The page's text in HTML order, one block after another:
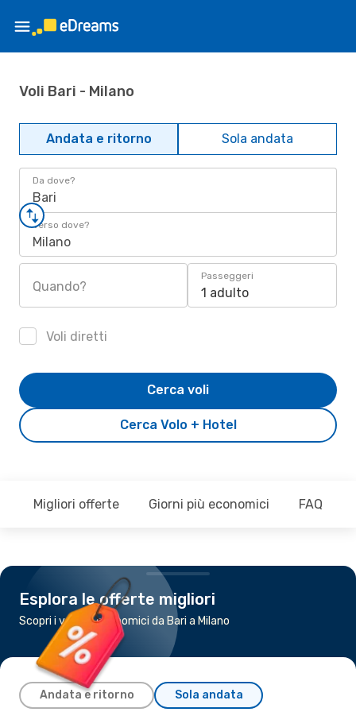
Voli Bari - Milano
Andata e ritorno Sola andata
Da dove?
Bari
Verso dove?
Milano
Quando?
Passeggeri
1 adulto
Voli diretti
Cerca Volo + Hotel
Cerca voli
Migliori offerte Giorni più economici FAQ
Esplora le offerte migliori
Scopri i voli più economici da Bari a Milano
Andata e ritorno Sola andata